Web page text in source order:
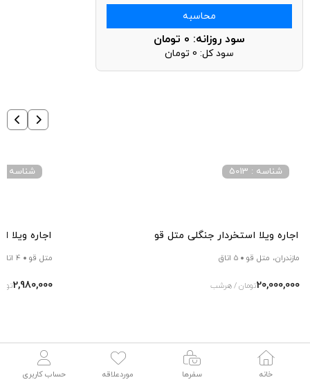
به مانده حساب میزبان و میهمان نزد ویلارابط
به صورت روزشماره سود تعلق می گیرد!
پولتون پیش ما برات پول میآره!
مبلغ (تومان):
سود روزانه:
اجاره ویلا استخردار جنگلی متل قو اجاره ویلا خانه سفرها موردعلاقه حساب کاربری